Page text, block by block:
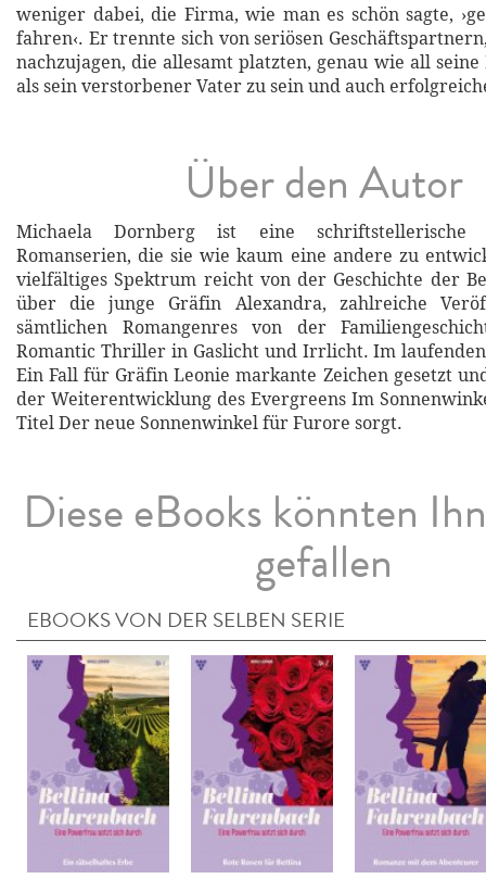
weniger dabei, die Firma, wie man es schön sagte,
fahren‹. Er trennte sich von seriösen
nachzujagen, die allesamt platzten, genau wie all seine
als sein verstorbener Vater zu sein und auch
Über den Autor
Michaela Dornberg ist eine schriftstellerische
Romanserien, die sie wie kaum eine andere zu
vielfältiges Spektrum reicht von der Geschichte der
über die junge Gräfin Alexandra, zahlreiche
sämtlichen Romangenres von der
Romantic Thriller in Gaslicht und Irrlicht. Im
Ein Fall für Gräfin Leonie markante Zeichen gesetzt
der Weiterentwicklung des Evergreens Im
Titel Der neue Sonnenwinkel für Furore sorgt.
Diese eBooks könnten
gefallen
EBOOKS VON DER SELBEN SERIE